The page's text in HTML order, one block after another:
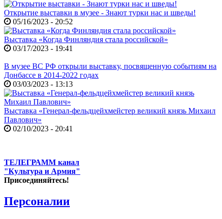
Открытие выставки в музее - Знают турки нас и шведы!
05/16/2023 - 20:52
Выставка «Когда Финляндия стала российской»
03/17/2023 - 19:41
В музее ВС РФ открыли выставку, посвященную событиям на
Донбассе в 2014-2022 годах
03/03/2023 - 13:13
Выставка «Генерал-фельдцейхмейстер великий князь Михаил
Павлович»
02/10/2023 - 20:41
ТЕЛЕГРАММ канал
"Культура и Армия"
Присоединяйтесь!
Персоналии